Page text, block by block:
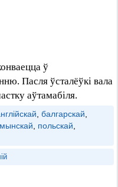
ў
Пасля ўсталёўкі вала
аўтамабіля.
балгарскай
польскай